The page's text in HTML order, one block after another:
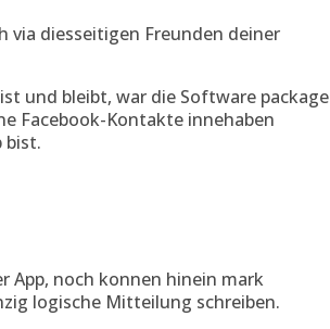
via diesseitigen Freunden deiner
und bleibt, war die Software package
Facebook-Kontakte innehaben
bist.
App, noch konnen hinein mark
logische Mitteilung schreiben.